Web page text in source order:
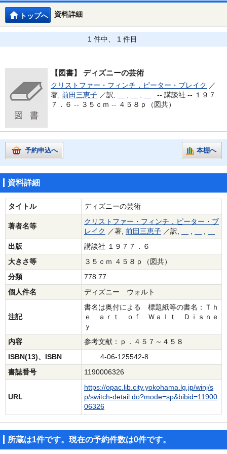
資料詳細
トップへ
1 件中、 1 件目
【図書】 ディズニーの芸術
クリストファー・フィンチ，ピーター・ブレイク ／
著, 前田三恵子 ／訳, , , -- 講談社 -- １９７
７．６ -- ３５ｃｍ -- ４５８ｐ（図共）
予約申込へ 本棚へ
資料詳細
タイトル ディズニーの芸術
著者名等
クリストファー・フィンチ，ピーター・ブ
レイク ／著, 前田三恵子 ／訳, ,
,
出版
講談社 １９７７．６
大きさ等
３５ｃｍ ４５８ｐ（図共）
分類
778.77
個人件名
ディズニー ウォルト
注記
書名は奥付による 標題紙等の書名：Ｔｈ
ｅ ａｒｔ ｏｆ Ｗａｌｔ Ｄｉｓｎｅ
ｙ
内容
参考文献：ｐ．４５７～４５８
ISBN(13)、ISBN
4-06-125542-8
書誌番号
1190006326
URL
https://opac.lib.city.yokohama.lg.jp/winj/s
p/switch-detail.do?mode=sp&bibid=11900
06326
所蔵は1件です。現在の予約件数は0件です。